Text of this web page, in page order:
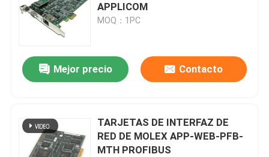
APPLICOM
MOQ：1PC
Mejor precio Contacto
TARJETAS DE INTERFAZ DE
RED DE MOLEX APP-WEB-PFB-
MTH PROFIBUS